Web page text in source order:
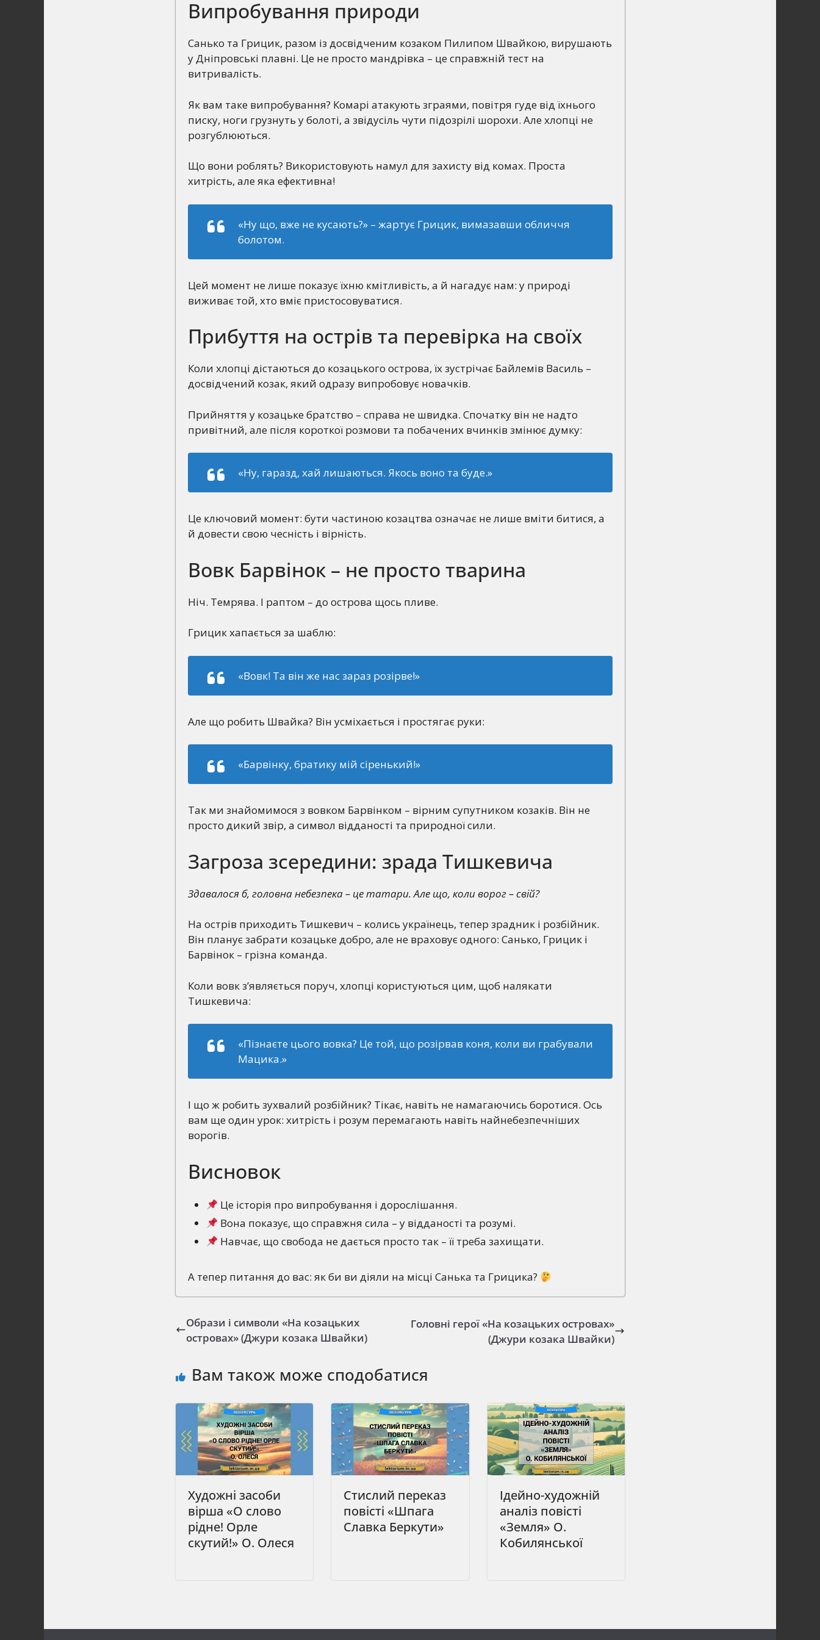
Випробування природи
Санько та Грицик, разом із досвідченим козаком Пилипом Швайкою, вирушають
у Дніпровські плавні. Це не просто мандрівка – це справжній тест на
витривалість.
Як вам таке випробування? Комарі атакують зграями, повітря гуде від їхнього
писку, ноги грузнуть у болоті, а звідусіль чути підозрілі шорохи. Але хлопці не
розгублюються.
Що вони роблять? Використовують намул для захисту від комах. Проста
хитрість, але яка ефективна!
«Ну що, вже не кусають?» – жартує Грицик, вимазавши обличчя
болотом.
Цей момент не лише показує їхню кмітливість, а й нагадує нам: у природі
виживає той, хто вміє пристосовуватися.
Прибуття на острів та перевірка на своїх
Коли хлопці дістаються до козацького острова, їх зустрічає Байлемів Василь –
досвідчений козак, який одразу випробовує новачків.
Прийняття у козацьке братство – справа не швидка. Спочатку він не надто
привітний, але після короткої розмови та побачених вчинків змінює думку:
«Ну, гаразд, хай лишаються. Якось воно та буде.»
Це ключовий момент: бути частиною козацтва означає не лише вміти битися, а
й довести свою чесність і вірність.
Вовк Барвінок – не просто тварина
Ніч. Темрява. І раптом – до острова щось пливе.
Грицик хапається за шаблю:
«Вовк! Та він же нас зараз розірве!»
Але що робить Швайка? Він усміхається і простягає руки:
«Барвінку, братику мій сіренький!»
Так ми знайомимося з вовком Барвінком – вірним супутником козаків. Він не
просто дикий звір, а символ відданості та природної сили.
Загроза зсередини: зрада Тишкевича
Здавалося б, головна небезпека – це татари. Але що, коли ворог – свій?
На острів приходить Тишкевич – колись українець, тепер зрадник і розбійник.
Він планує забрати козацьке добро, але не враховує одного: Санько, Грицик і
Барвінок – грізна команда.
Коли вовк з’являється поруч, хлопці користуються цим, щоб налякати
Тишкевича:
«Пізнаєте цього вовка? Це той, що розірвав коня, коли ви грабували
Мацика.»
І що ж робить зухвалий розбійник? Тікає, навіть не намагаючись боротися. Ось
вам ще один урок: хитрість і розум перемагають навіть найнебезпечніших
ворогів.
Висновок
Це історія про випробування і дорослішання.
Вона показує, що справжня сила – у відданості та розумі.
Навчає, що свобода не дається просто так – її треба захищати.
А тепер питання до вас: як би ви діяли на місці Санька та Грицика?
Образи і символи «На козацьких
островах» (Джури козака Швайки)
Головні герої «На козацьких островах»
(Джури козака Швайки)
Вам також може сподобатися
Художні засоби
вірша «О слово
рідне! Орле
скутий!» О. Олеся
Стислий переказ
повісті «Шпага
Славка Беркути»
Ідейно-художній
аналіз повісті
«Земля» О.
Кобилянської